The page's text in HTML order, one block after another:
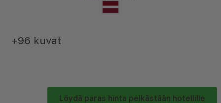
Löydä paras hinta pelkästään hotellille
+96 kuvat